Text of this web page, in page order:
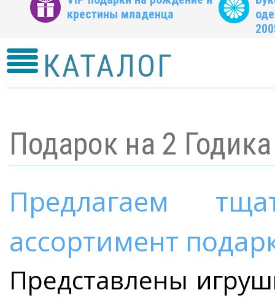
крестины младенца
КАТАЛОГ
Подарок на 2
Предлагаем
ассортимент
Представлены